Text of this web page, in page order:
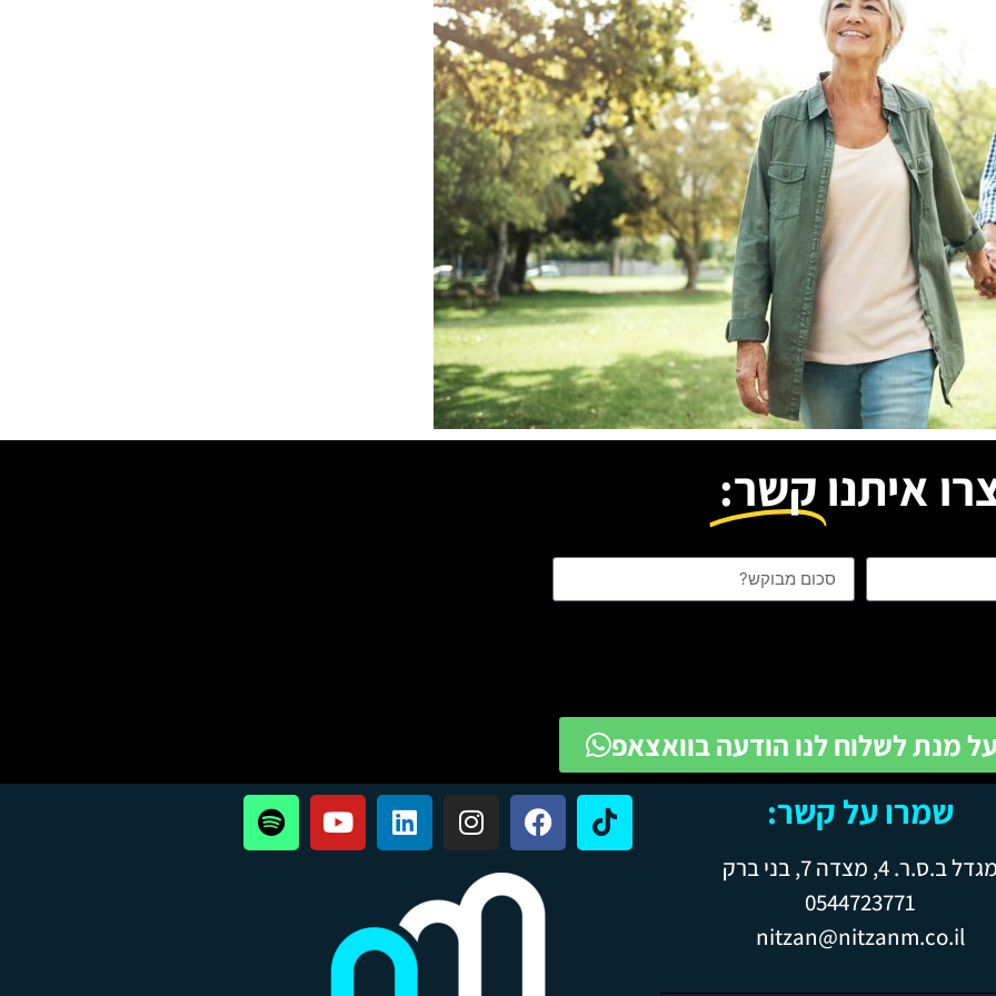
איתנו קשר:
מנת לשלוח לנו הודעה בוואצאפ
שמרו על קשר:
ב.ס.ר. 4, מצדה 7, בני ברק
0544723771
nitzan@nitzanm.co.il